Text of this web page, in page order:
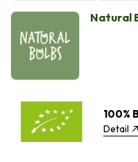
Natural
100%
Detail